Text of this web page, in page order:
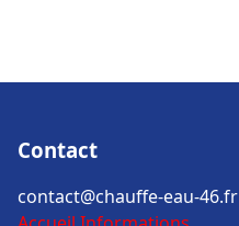
Contact
contact@chauffe-eau-46.fr